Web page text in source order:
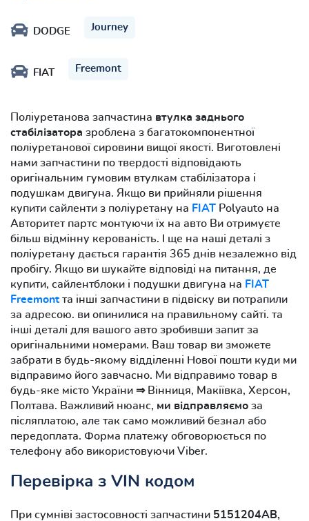
DODGE Journey
FIAT Freemont
Поліуретанова запчастина втулка заднього
стабілізатора зроблена з багатокомпонентної
поліуретанової сировини вищої якості. Виготовлені
нами запчастини по твердості відповідають
оригінальним гумовим втулкам стабілізатора і
подушкам двигуна. Якщо ви прийняли рішення
купити сайленти з поліуретану на FIAT Polyauto на
Авторитет партс монтуючи їх на авто Ви отримуєте
більш відмінну керованість. І ще на наші деталі з
поліуретану дається гарантія 365 днів незалежно від
пробігу. Якщо ви шукайте відповіді на питання, де
купити, сайлентблоки і подушки двигуна на FIAT
Freemontта інші запчастини в підвіску ви потрапили
за адресою. ви опинилися на правильному сайті. та
інші деталі для вашого авто зробивши запит за
оригінальними номерами. Ваш товар ви зможете
забрати в будь-якому відділенні Нової пошти куди ми
відправимо його завчасно. Ми відправимо товар в
будь-яке місто України ⇒ Вінниця, Макіївка, Херсон,
Полтава. Важливий нюанс, ми відправляємо за
післяплатою, але так само можливий безнал або
передоплата. Форма платежу обговорюється по
телефону або використовуючи Viber.
Перевірка з VIN кодом
При сумніві застосовності запчастини 5151204AB,